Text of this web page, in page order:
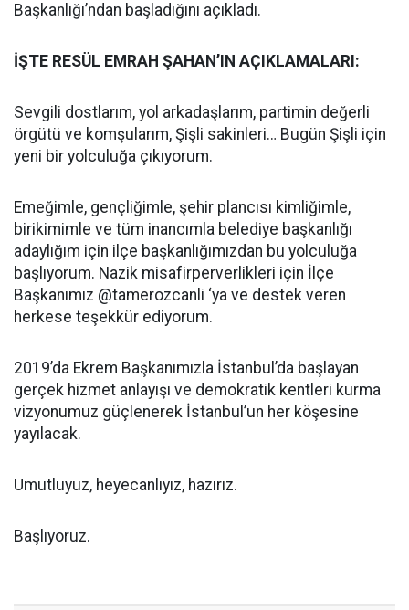
Başkanlığı’ndan başladığını açıkladı.
İŞTE RESÜL EMRAH ŞAHAN’IN AÇIKLAMALARI:
Sevgili dostlarım, yol arkadaşlarım, partimin değerli
örgütü ve komşularım, Şişli sakinleri… Bugün Şişli için
yeni bir yolculuğa çıkıyorum.
Emeğimle, gençliğimle, şehir plancısı kimliğimle,
birikimimle ve tüm inancımla belediye başkanlığı
adaylığım için ilçe başkanlığımızdan bu yolculuğa
başlıyorum. Nazik misafirperverlikleri için İlçe
Başkanımız @tamerozcanli ‘ya ve destek veren
herkese teşekkür ediyorum.
2019’da Ekrem Başkanımızla İstanbul’da başlayan
gerçek hizmet anlayışı ve demokratik kentleri kurma
vizyonumuz güçlenerek İstanbul’un her köşesine
yayılacak.
Umutluyuz, heyecanlıyız, hazırız.
Başlıyoruz.